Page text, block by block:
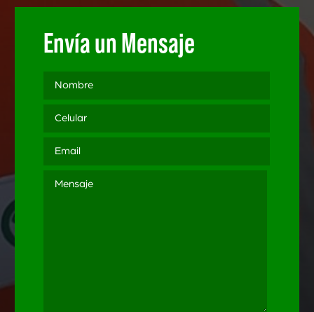
Envía un Mensaje